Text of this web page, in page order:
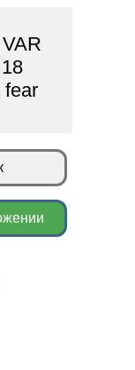
fear